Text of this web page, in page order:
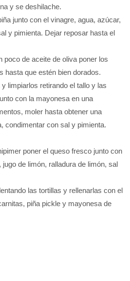
y se deshilache.
junto con el vinagre, agua, azúcar,
y pimienta. Dejar reposar hasta el
poco de aceite de oliva poner los
hasta que estén bien dorados.
limpiarlos retirando el tallo y las
con la mayonesa en una
moler hasta obtener una
condimentar con sal y pimienta.
poner el queso fresco junto con
jugo de limón, ralladura de limón, sal
las tortillas y rellenarlas con el
piña pickle y mayonesa de